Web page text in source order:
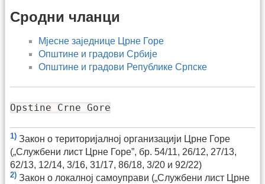
Сродни чланци
Мјесне заједнице Црне Горе
Општине и градови Србије
Општине и градови Републике Српске
Opstine Crne Gore
1) Закон о територијалној организацији Црне Горе
(„Службени лист Црне Горе”, бр.​​ 54/11,​​ 26/12,​​ 27/13,​​
62/13,​​ 12/14,​​ 3/16,​​ 31/17,​​ 86/18,​​ 3/20​​ и​​ 92/22)
2) Закон о локалној самоуправи („Службени лист Црне